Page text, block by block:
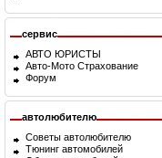
сервис
АВТО ЮРИСТЫ
Авто-Мото Страхование
Форум
автолюбителю
Советы автолюбителю
Тюнинг автомобилей